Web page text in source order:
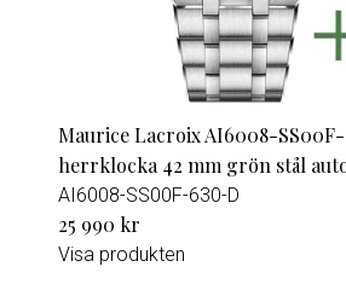
Maurice Lacroix AI6008-
herrklocka 42 mm grön stål
AI6008-SS00F-630-D
25 990 kr
Visa produkten